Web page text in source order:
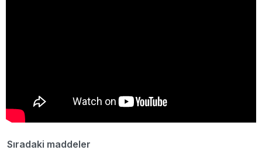
Sıradaki maddeler